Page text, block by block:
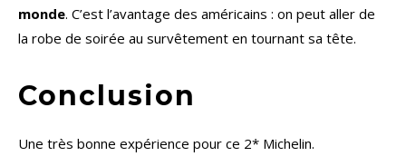
monde. C’est l’avantage des américains : on peut aller de
la robe de soirée au survêtement en tournant sa tête.
Conclusion
Une très bonne expérience pour ce 2* Michelin.